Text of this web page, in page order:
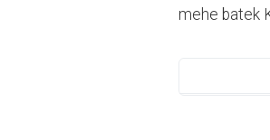
mehe batek